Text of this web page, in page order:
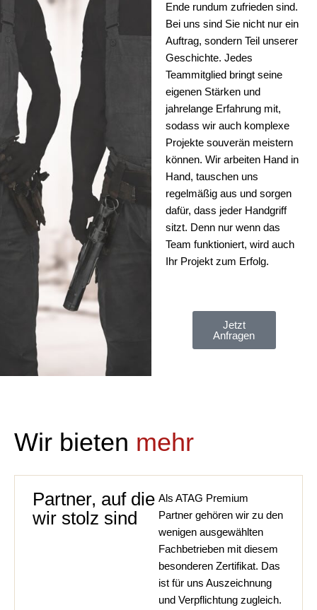
Ende rundum zufrieden sind.
Bei uns sind Sie nicht nur ein
Auftrag, sondern Teil unserer
Geschichte. Jedes
Teammitglied bringt seine
eigenen Stärken und
jahrelange Erfahrung mit,
sodass wir auch komplexe
Projekte souverän meistern
können. Wir arbeiten Hand in
Hand, tauschen uns
regelmäßig aus und sorgen
dafür, dass jeder Handgriff
sitzt. Denn nur wenn das
Team funktioniert, wird auch
Ihr Projekt zum Erfolg.
Jetzt
Anfragen
Wir bieten mehr
Partner, auf die
wir stolz sind
Als ATAG Premium
Partner gehören wir zu den
wenigen ausgewählten
Fachbetrieben mit diesem
besonderen Zertifikat. Das
ist für uns Auszeichnung
und Verpflichtung zugleich.